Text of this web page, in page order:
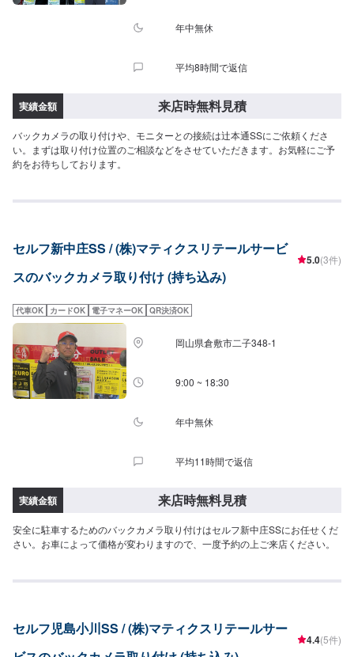
年中無休
平均8時間で返信
実績金額 来店時無料見積
バックカメラの取り付けや、モニターとの接続は辻本通SSにご依頼くださ
い。まずは取り付け位置のご相談などをさせていただきます。お気軽にご予
約をお待ちしております。
セルフ新中庄SS / (株)マティクスリテールサービ
スのバックカメラ取り付け (持ち込み)
5.0(3件)
代車OK カードOK 電子マネーOK QR決済OK
岡山県倉敷市二子348-1
9:00 ~ 18:30
年中無休
平均11時間で返信
実績金額 来店時無料見積
安全に駐車するためのバックカメラ取り付けはセルフ新中庄SSにお任せくだ
さい。お車によって価格が変わりますので、一度予約の上ご来店ください。
セルフ児島小川SS / (株)マティクスリテールサー
4.4(5件)